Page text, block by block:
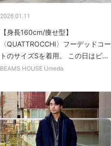
2026.01.11
【身長160cm/痩せ型】
〈QUATTROCCHI〉フーデッドコー
トのサイズSを着用。 この日はビ...
BEAMS HOUSE Umeda